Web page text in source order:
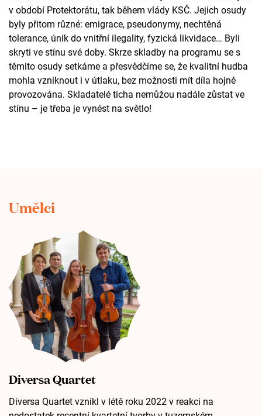
v období Protektorátu, tak během vlády KSČ. Jejich osudy
byly přitom různé: emigrace, pseudonymy, nechtěná
tolerance, únik do vnitřní ilegality, fyzická likvidace… Byli
skryti ve stínu své doby. Skrze skladby na programu se s
těmito osudy setkáme a přesvědčíme se, že kvalitní hudba
mohla vzniknout i v útlaku, bez možnosti mít díla hojně
provozována. Skladatelé ticha nemůžou nadále zůstat ve
stínu – je třeba je vynést na světlo!
Umělci
Diversa Quartet
Diversa Quartet vznikl v létě roku 2022 v reakci na